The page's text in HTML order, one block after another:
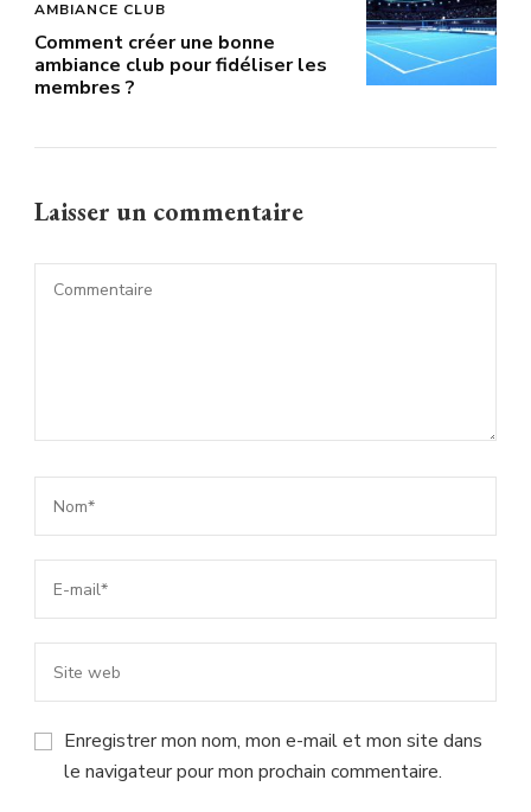
AMBIANCE CLUB
Comment créer une bonne
ambiance club pour fidéliser les
membres ?
Laisser un commentaire
Enregistrer mon nom, mon e-mail et mon site dans
le navigateur pour mon prochain commentaire.